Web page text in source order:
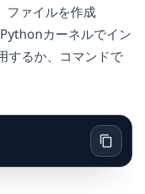
ファイルを作成
カーネルでイン
するか、コマンドで